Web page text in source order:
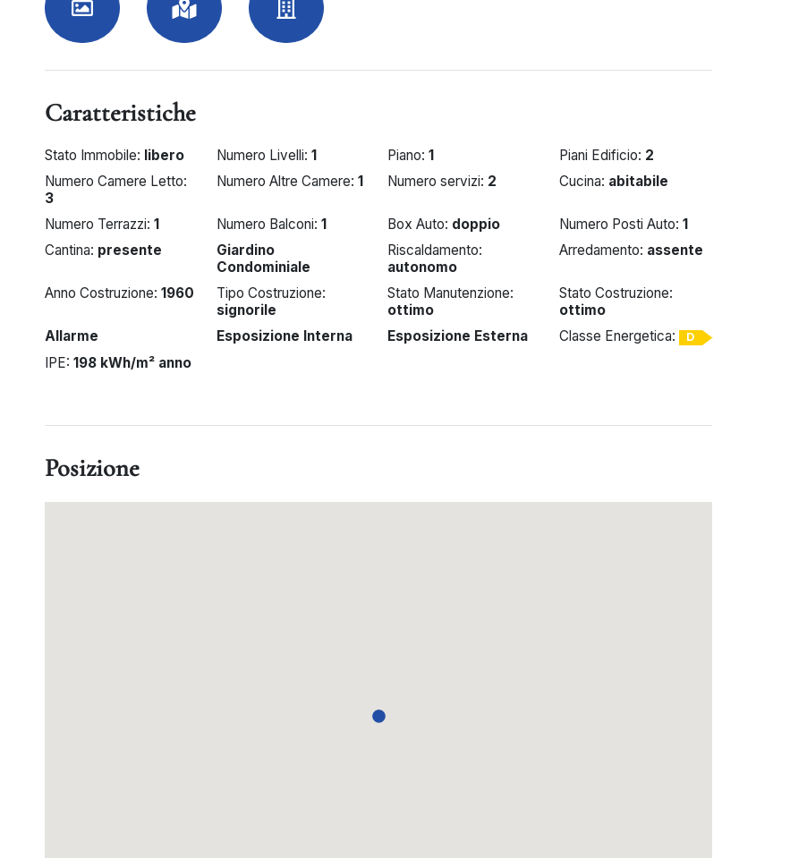
Caratteristiche
Stato Immobile: libero Numero Livelli: 1 Piano:1 Piani Edificio: 2
Numero Camere Letto:
3
Numero Altre Camere: 1 Numero servizi: 2 Cucina: abitabile
Numero Terrazzi: 1 Numero Balconi: 1 Box Auto: doppio Numero Posti Auto: 1
Cantina: presente
Giardino
Condominiale
Riscaldamento:
autonomo
Arredamento: assente
Anno Costruzione: 1960
Tipo Costruzione:
signorile
Stato Manutenzione:
ottimo
Stato Costruzione:
ottimo
Allarme
Esposizione Interna Esposizione Esterna Classe Energetica: D
IPE: 198 kWh/m² anno
Posizione